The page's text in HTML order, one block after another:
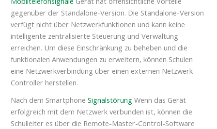
gegenüber der Standalone-Version. Die Standalone-Version
verfügt nicht über Netzwerkfunktionen und kann keine
intelligente zentralisierte Steuerung und Verwaltung
erreichen. Um diese Einschränkung zu beheben und die
funktionalen Anwendungen zu erweitern, können Schulen
eine Netzwerkverbindung über einen externen Netzwerk-
Controller herstellen.
Nach dem SmartphoneSignalstörung Wenn das Gerät
erfolgreich mit dem Netzwerk verbunden ist, können die
Schulleiter es über die Remote-Master-Control-Software